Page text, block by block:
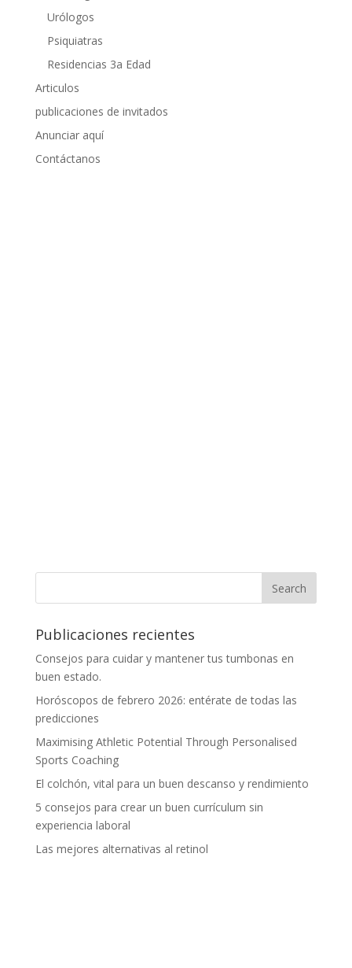
Urólogos
Psiquiatras
Residencias 3a Edad
Articulos
publicaciones de invitados
Anunciar aquí
Contáctanos
Publicaciones recientes
Consejos para cuidar y mantener tus tumbonas en
buen estado.
Horóscopos de febrero 2026: entérate de todas las
predicciones
Maximising Athletic Potential Through Personalised
Sports Coaching
El colchón, vital para un buen descanso y rendimiento
5 consejos para crear un buen currículum sin
experiencia laboral
Las mejores alternativas al retinol